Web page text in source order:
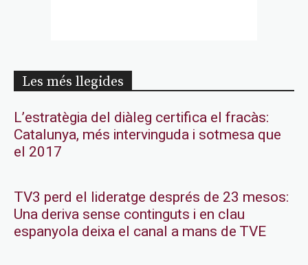
Les més llegides
L’estratègia del diàleg certifica el fracàs:
Catalunya, més intervinguda i sotmesa que
el 2017
TV3 perd el lideratge després de 23 mesos:
Una deriva sense continguts i en clau
espanyola deixa el canal a mans de TVE